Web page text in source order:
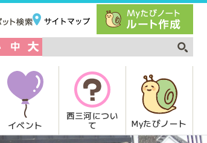
イベント
西三河につい
て
Myたびノート